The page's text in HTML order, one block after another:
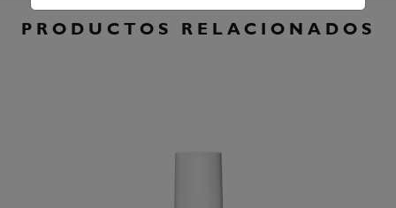
PRODUCTOS RELACIONADOS